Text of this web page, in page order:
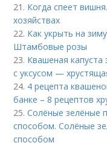
21. Когда спеет
хозяйствах
22. Как укрыть на
Штамбовые розы
23. Квашеная капуста
с уксусом —
24. 4 рецепта
банке – 8 рецептов
25.Солёные зелёные
способом. Солёные
способом